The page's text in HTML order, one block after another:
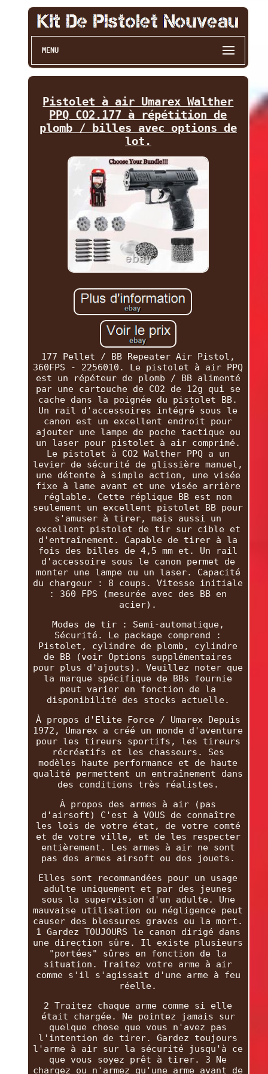
MENU
Pistolet à air Umarex Walther
PPQ CO2.177 à répétition de
plomb / billes avec options de
lot.
177 Pellet / BB Repeater Air Pistol,
360FPS - 2256010. Le pistolet à air PPQ
est un répéteur de plomb / BB alimenté
par une cartouche de CO2 de 12g qui se
cache dans la poignée du pistolet BB.
Un rail d'accessoires intégré sous le
canon est un excellent endroit pour
ajouter une lampe de poche tactique ou
un laser pour pistolet à air comprimé.
Le pistolet à CO2 Walther PPQ a un
levier de sécurité de glissière manuel,
une détente à simple action, une visée
fixe à lame avant et une visée arrière
réglable. Cette réplique BB est non
seulement un excellent pistolet BB pour
s'amuser à tirer, mais aussi un
excellent pistolet de tir sur cible et
d'entraînement. Capable de tirer à la
fois des billes de 4,5 mm et. Un rail
d'accessoire sous le canon permet de
monter une lampe ou un laser. Capacité
du chargeur : 8 coups. Vitesse initiale
: 360 FPS (mesurée avec des BB en
acier).
Modes de tir : Semi-automatique,
Sécurité. Le package comprend :
Pistolet, cylindre de plomb, cylindre
de BB (voir Options supplémentaires
pour plus d'ajouts). Veuillez noter que
la marque spécifique de BBs fournie
peut varier en fonction de la
disponibilité des stocks actuelle.
À propos d'Elite Force / Umarex Depuis
1972, Umarex a créé un monde d'aventure
pour les tireurs sportifs, les tireurs
récréatifs et les chasseurs. Ses
modèles haute performance et de haute
qualité permettent un entraînement dans
des conditions très réalistes.
À propos des armes à air (pas
d'airsoft) C'est à VOUS de connaître
les lois de votre état, de votre comté
et de votre ville, et de les respecter
entièrement. Les armes à air ne sont
pas des armes airsoft ou des jouets.
Elles sont recommandées pour un usage
adulte uniquement et par des jeunes
sous la supervision d'un adulte. Une
mauvaise utilisation ou négligence peut
causer des blessures graves ou la mort.
1 Gardez TOUJOURS le canon dirigé dans
une direction sûre. Il existe plusieurs
"portées" sûres en fonction de la
situation. Traitez votre arme à air
comme s'il s'agissait d'une arme à feu
réelle.
2 Traitez chaque arme comme si elle
était chargée. Ne pointez jamais sur
quelque chose que vous n'avez pas
l'intention de tirer. Gardez toujours
l'arme à air sur la sécurité jusqu'à ce
que vous soyez prêt à tirer. 3 Ne
chargez ou n'armez qu'une arme avant de